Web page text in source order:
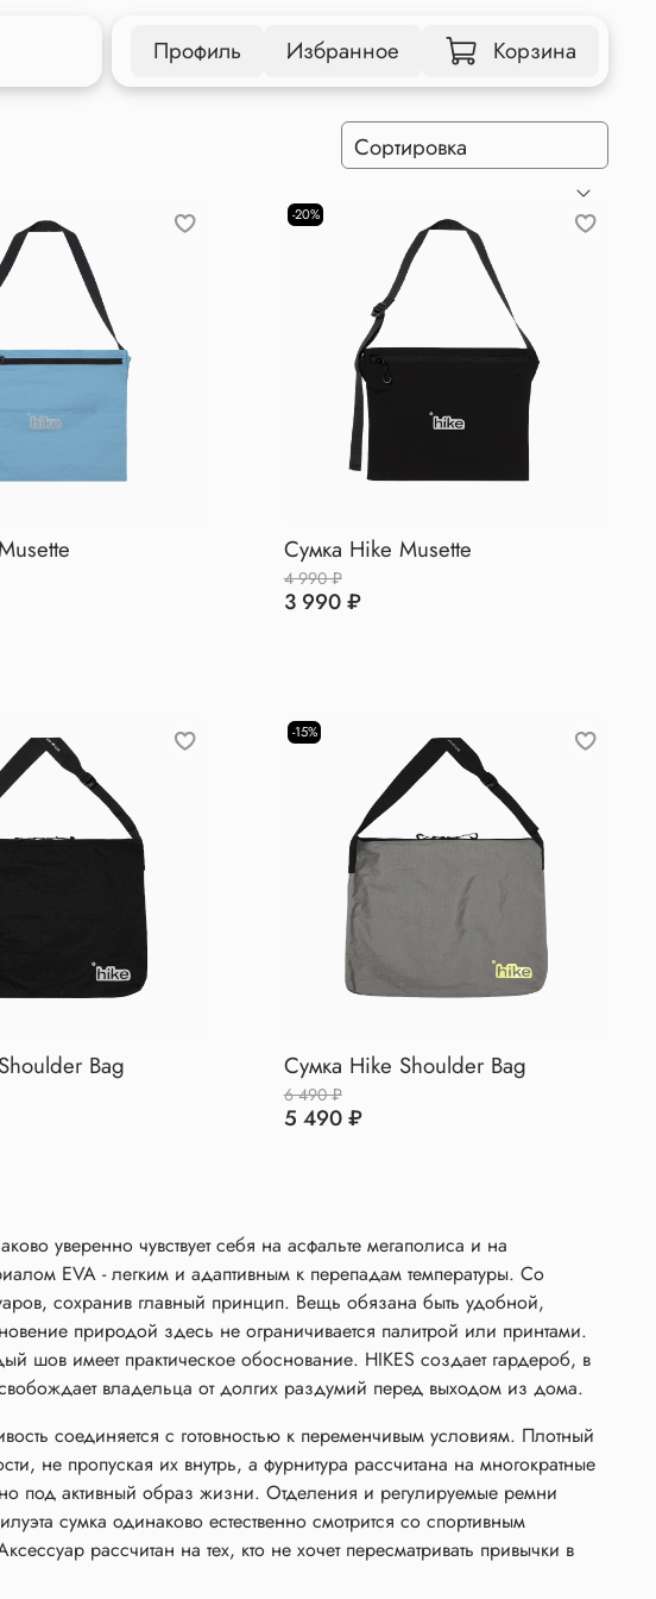
Профиль Избранное Корзина
-20%
Сумка Hike Musette
4 990 ₽
3 990 ₽
Bag
-15%
Сумка Hike Shoulder Bag
6 490 ₽
5 490 ₽
уверенно чувствует себя на асфальте мегаполиса и на
EVA - легким и адаптивным к перепадам температуры. Со
сохранив главный принцип. Вещь обязана быть удобной,
природой здесь не ограничивается палитрой или принтами.
имеет практическое обоснование. HIKES создает гардероб, в
владельца от долгих раздумий перед выходом из дома.
соединяется с готовностью к переменчивым условиям. Плотный
не пропуская их внутрь, а фурнитура рассчитана на многократные
под активный образ жизни. Отделения и регулируемые ремни
сумка одинаково естественно смотрится со спортивным
рассчитан на тех, кто не хочет пересматривать привычки в